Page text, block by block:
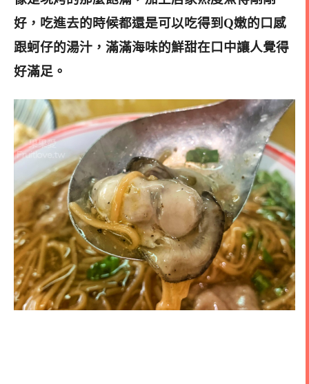
好，吃進去的時候都還是可以吃得到Q嫩的口感
跟蚵仔的湯汁，滿滿海味的鮮甜在口中讓人覺得
好滿足。